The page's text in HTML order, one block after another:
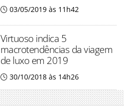
03/05/2019 às 11h42
Virtuoso indica 5
macrotendências da viagem
de luxo em 2019
30/10/2018 às 14h26